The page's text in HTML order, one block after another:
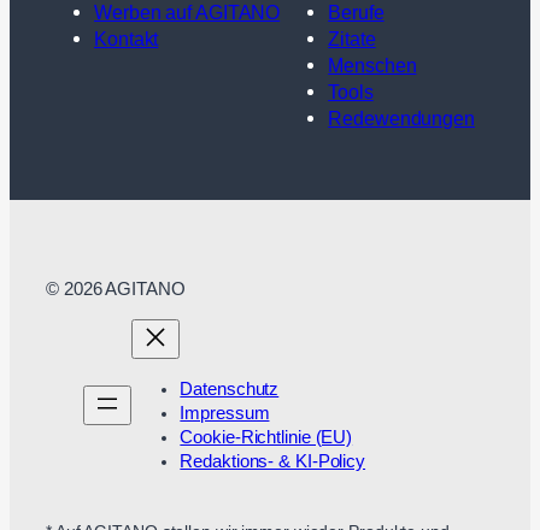
Werben auf AGITANO
Kontakt
Berufe
Zitate
Menschen
Tools
Redewendungen
© 2026 AGITANO
Datenschutz
Impressum
Cookie-Richtlinie (EU)
Redaktions- & KI-Policy